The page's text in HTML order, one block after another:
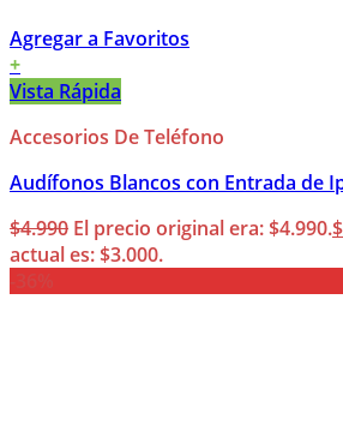
Agregar a Favoritos
+
Vista Rápida
Accesorios De Teléfono
Audífonos Blancos con Entrada de
$4.990 El precio original era: $4.990.$
actual es: $3.000.